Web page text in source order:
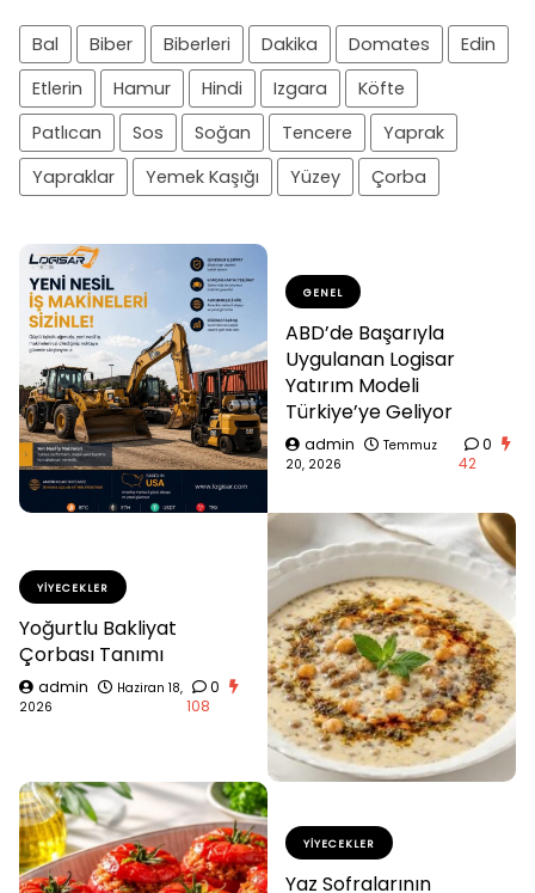
Bal Biber Biberleri Dakika Domates
Edin
Etlerin
Hamur Hindi Izgara
Köfte
Patlıcan
Sos Soğan Tencere
Yaprak
Yapraklar
Yemek Kaşığı Yüzey Çorba
GENEL
ABD’de Başarıyla
Uygulanan Logisar
Yatırım Modeli
Türkiye’ye Geliyor
admin
Temmuz
20, 2026
0
42
YIYECEKLER
Yoğurtlu Bakliyat
Çorbası Tanımı
admin
Haziran 18,
2026
0
108
YIYECEKLER
Yaz Sofralarının